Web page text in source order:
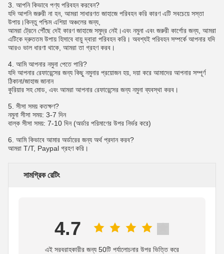
3. আপনি কিভাবে পণ্য পরিবহন করবেন?
যদি আপনি জরুরী না হন, আমরা সাধারণত জাহাজে পরিবহন করি কারণ এটি সবচেয়ে সস্তা
উপায়।কিন্তু পশ্চিম এশিয়া অঞ্চলের জন্য,
আমরা ট্রেনে পৌঁছে দেই কারণ জাহাজে সমুদ্র নেই।এবং নমুনা এবং জরুরী কার্গোর জন্য, আমরা
এটিকে দ্রুততম উপায় হিসাবে বায়ু দ্বারা পরিবহন করি। অবশ্যই পরিবহন সম্পর্কে আপনার যদি
আরও ভাল ধারণা থাকে, আমরা তা গ্রহণ করব।
4. আমি আপনার নমুনা পেতে পারি?
যদি আপনার রেফারেন্সের জন্য কিছু নমুনার প্রয়োজন হয়, দয়া করে আমাদের আপনার সম্পূর্ণ
ঠিকানা/জাহাজ জানান
কুরিয়ার সহ মোড, এবং আমরা আপনার রেফারেন্সের জন্য নমুনা ব্যবস্থা করব।
5. সীসা সময় কতক্ষণ?
নমুনা সীসা সময়: 3-7 দিন
বাল্ক সীসা সময়: 7-10 দিন (অর্ডার পরিমাণের উপর নির্ভর করে)
6. আমি কিভাবে আমার অর্ডারের জন্য অর্থ প্রদান করব?
আমরা T/T, Paypal গ্রহণ করি।
সামগ্রিক রেটিং
4.7
এই সরবরাহকারীর জন্য 50টি পর্যালোচনার উপর ভিত্তি করে